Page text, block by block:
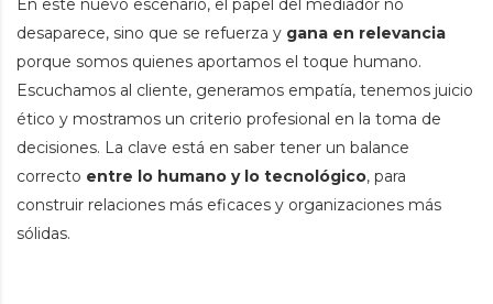
En este nuevo escenario, el papel del mediador no
desaparece, sino que se refuerza y gana en relevancia
porque somos quienes aportamos el toque humano.
Escuchamos al cliente, generamos empatía, tenemos juicio
ético y mostramos un criterio profesional en la toma de
decisiones. La clave está en saber tener un balance
correcto entre lo humano y lo tecnológico, para
construir relaciones más eficaces y organizaciones más
sólidas.